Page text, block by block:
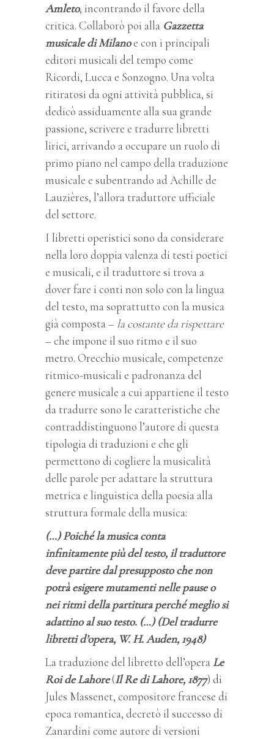
Amleto, incontrando il favore della
critica. Collaborò poi alla Gazzetta
musicale di Milanoe con i principali
editori musicali del tempo come
Ricordi, Lucca e Sonzogno. Una volta
ritiratosi da ogni attività pubblica, si
dedicò assiduamente alla sua grande
passione, scrivere e tradurre libretti
lirici, arrivando a occupare un ruolo di
primo piano nel campo della traduzione
musicale e subentrando ad Achille de
Lauzières, l’allora traduttore ufficiale
del settore.
I libretti operistici sono daconsiderare
nella loro doppia valenza di testi poetici
e musicali, e il traduttore si trova a
dover fare i conti non solo con la lingua
del testo, ma soprattutto con la musica
già composta – la costante da rispettare
– che impone il suo ritmo e il suo
metro. Orecchio musicale, competenze
ritmico-musicali e padronanza del
genere musicale a cui appartiene il testo
da tradurre sono le caratteristiche che
contraddistinguono l’autore di questa
tipologia di traduzioni e che gli
permettono di cogliere la musicalità
delle parole per adattare la struttura
metrica e linguistica della poesia alla
struttura formale della musica:
(…) Poiché la musica conta
infinitamente più del testo, il traduttore
deve partire dal presupposto che non
potrà esigere mutamenti nelle pause o
nei ritmi della partitura perché meglio si
adattino al suo testo. (…) (Del tradurre
libretti d’opera, W. H. Auden, 1948)
La traduzione del libretto dell’operaLe
Roi de Lahore(Il Re di Lahore, 1877) di
Jules Massenet, compositore francese di
epoca romantica, decretò il successo di
Zanardini come autore di versioni